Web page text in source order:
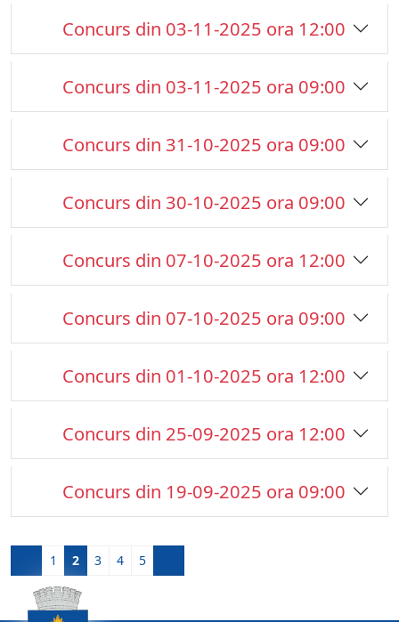
Concurs din 03-11-2025 ora 12:00
Concurs din 03-11-2025 ora 09:00
Concurs din 31-10-2025 ora 09:00
Concurs din 30-10-2025 ora 09:00
Concurs din 07-10-2025 ora 12:00
Concurs din 07-10-2025 ora 09:00
Concurs din 01-10-2025 ora 12:00
Concurs din 25-09-2025 ora 12:00
Concurs din 19-09-2025 ora 09:00
1 2 3 4 5